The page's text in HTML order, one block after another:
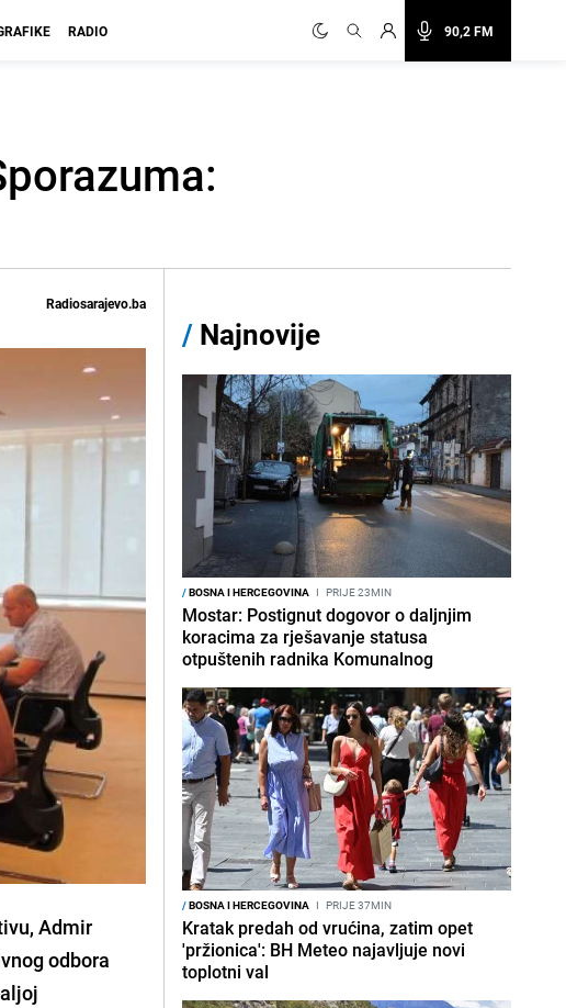
90,2 FM
RADIO
Radiosarajevo.ba
Admir
odbora
/ Najnovije
/BOSNA I HERCEGOVINA I PRIJE 23MIN
Mostar: Postignut dogovor o daljnjim
koracima za rješavanje statusa
otpuštenih radnika Komunalnog
/BOSNA I HERCEGOVINA I PRIJE 37MIN
Kratak predah od vrućina, zatim opet
'pržionica': BH Meteo najavljuje novi
toplotni val